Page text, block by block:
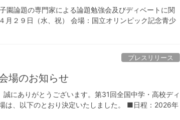
園論題の専門家による論題勉強会及びディベートに関
月２９日（水、祝） 会場：国立オリンピック記念青少
プレスリリース
場のお知らせ
にありがとうございます。第31回全国中学・高校ディ
は、以下のとおり決定いたしました。 ■日程：2026年